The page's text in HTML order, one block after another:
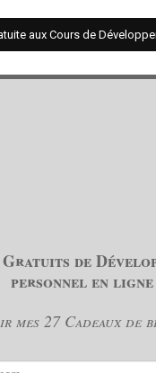
aux Cours de
de
personnel en ligne
mes 27 Cadeaux de